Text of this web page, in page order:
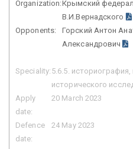
Organization:Крымский
В.И.Вернадского
Opponents:
Горский Антон
Александрович
Speciality: 5.6.5.
исторического
Apply
date:
20 March 2023
Defence
date:
24 May 2023